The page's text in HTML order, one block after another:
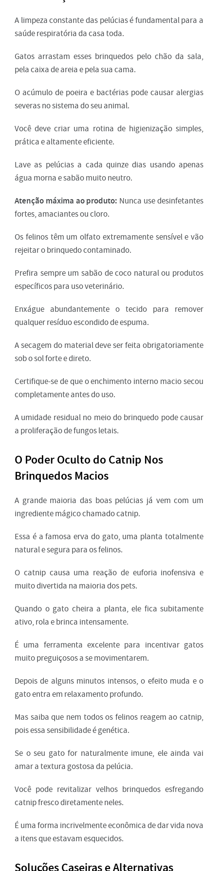
A limpeza constante das pelúcias é fundamental para a
saúde respiratória da casa toda.
Gatos arrastam esses brinquedos pelo chão da sala,
pela caixa de areia e pela sua cama.
O acúmulo de poeira e bactérias pode causar alergias
severas no sistema do seu animal.
Você deve criar uma rotina de higienização simples,
prática e altamente eficiente.
Lave as pelúcias a cada quinze dias usando apenas
água morna e sabão muito neutro.
Atenção máxima ao produto: Nunca use desinfetantes
fortes, amaciantes ou cloro.
Os felinos têm um olfato extremamente sensível e vão
rejeitar o brinquedo contaminado.
Prefira sempre um sabão de coco natural ou produtos
específicos para uso veterinário.
Enxágue abundantemente o tecido para remover
qualquer resíduo escondido de espuma.
A secagem do material deve ser feita obrigatoriamente
sob o sol forte e direto.
Certifique-se de que o enchimento interno macio secou
completamente antes do uso.
A umidade residual no meio do brinquedo pode causar
a proliferação de fungos letais.
O Poder Oculto do Catnip Nos
Brinquedos Macios
A grande maioria das boas pelúcias já vem com um
ingrediente mágico chamado catnip.
Essa é a famosa erva do gato, uma planta totalmente
natural e segura para os felinos.
O catnip causa uma reação de euforia inofensiva e
muito divertida na maioria dos pets.
Quando o gato cheira a planta, ele fica subitamente
ativo, rola e brinca intensamente.
É uma ferramenta excelente para incentivar gatos
muito preguiçosos a se movimentarem.
Depois de alguns minutos intensos, o efeito muda e o
gato entra em relaxamento profundo.
Mas saiba que nem todos os felinos reagem ao catnip,
pois essa sensibilidade é genética.
Se o seu gato for naturalmente imune, ele ainda vai
amar a textura gostosa da pelúcia.
Você pode revitalizar velhos brinquedos esfregando
catnip fresco diretamente neles.
É uma forma incrivelmente econômica de dar vida nova
a itens que estavam esquecidos.
Soluções Caseiras e Alternativas